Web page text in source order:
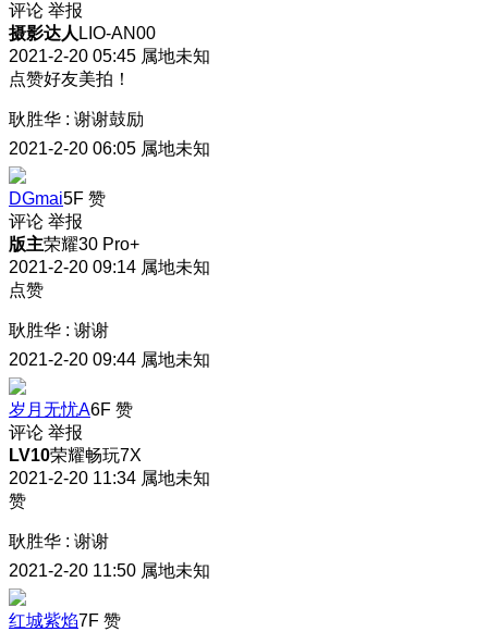
评论 举报
摄影达人 LIO-AN00
2021-2-20 05:45 属地未知
点赞好友美拍！
耿胜华 : 谢谢鼓励
2021-2-20 06:05 属地未知
DGmai5F 赞
评论 举报
版主荣耀30 Pro+
2021-2-20 09:14 属地未知
点赞
耿胜华 : 谢谢
2021-2-20 09:44 属地未知
岁月无忧A6F 赞
评论 举报
LV10荣耀畅玩7X
2021-2-20 11:34 属地未知
赞
耿胜华 : 谢谢
2021-2-20 11:50 属地未知
红城紫焰7F 赞